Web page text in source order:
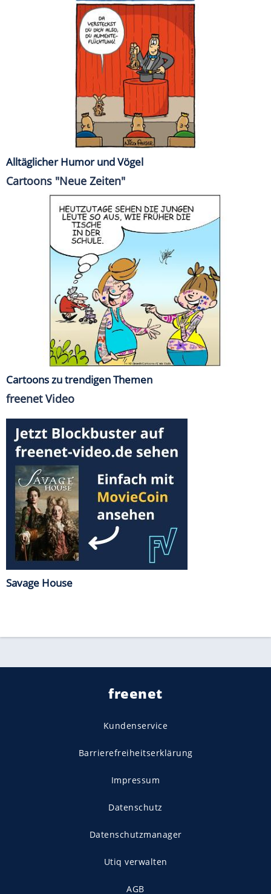
Alltäglicher Humor und Vögel
Cartoons "Neue Zeiten"
Cartoons zu trendigen Themen
freenet Video
Savage House
freenet
Kundenservice
Barrierefreiheitserklärung
Impressum
Datenschutz
Datenschutzmanager
Utiq verwalten
AGB